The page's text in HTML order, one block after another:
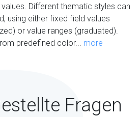
Different thematic styles can
using either fixed field values
or value ranges (graduated).
predefined color... more
Fragen